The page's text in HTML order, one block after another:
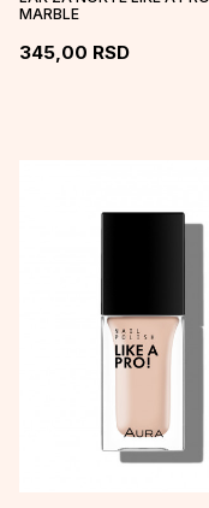
MARBLE
345,00 RSD